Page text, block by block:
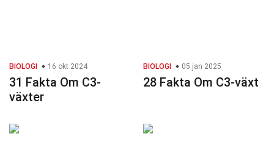
BIOLOGI 16 okt 2024
31 Fakta Om C3-
växter
BIOLOGI 05 jan 2025
28 Fakta Om C3-växt